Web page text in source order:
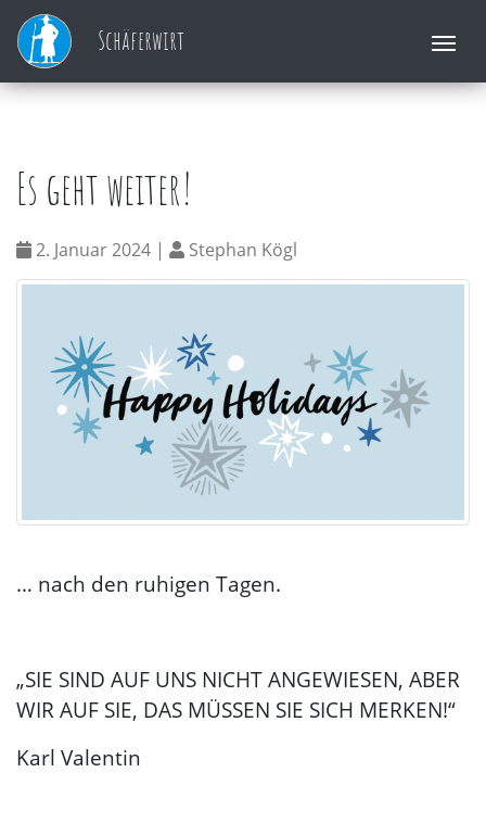
Skip
to
content
Schäferwirt
Startseite »Blog»Es geht weiter!
Es geht weiter!
2. Januar 2024 | Stephan Kögl
… nach den ruhigen Tagen.
„SIE SIND AUF UNS NICHT ANGEWIESEN, ABER
WIR AUF SIE, DAS MÜSSEN SIE SICH MERKEN!“
Karl Valentin